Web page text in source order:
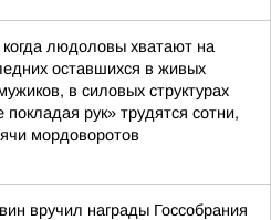
людоловы хватают на
оставшихся в живых
в силовых структурах
покладая рук» трудятся сотни,
мордоворотов
вручил награды Госсобрания